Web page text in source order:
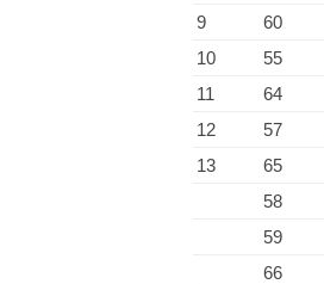
9
60
10
55
11
64
12
57
13
65
58
59
66